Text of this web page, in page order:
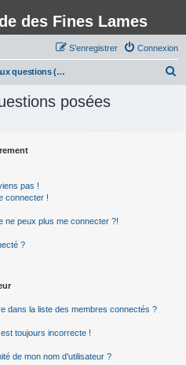
des Fines Lames
Connexion
S’enregistrer
Foire aux questions (Questions posées fréquemment)
posées
pas !
connecter !
ne peux plus me connecter ?!
?
dans la liste des membres connectés ?
est toujours incorrecte !
de mon nom d’utilisateur ?